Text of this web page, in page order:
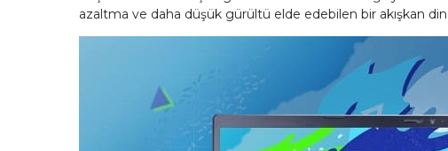
azaltma ve daha düşük gürültü elde edebilen bir akışkan